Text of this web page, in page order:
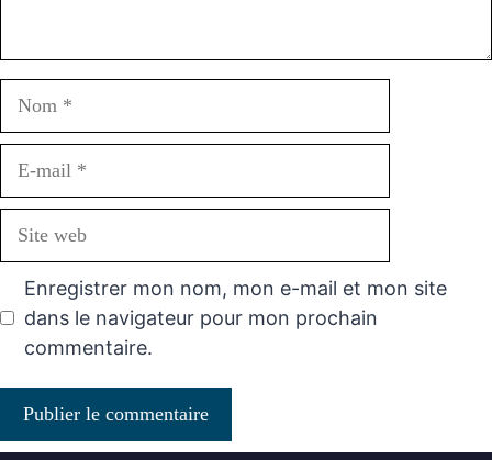
Enregistrer mon nom, mon e-mail et mon site
dans le navigateur pour mon prochain
commentaire.